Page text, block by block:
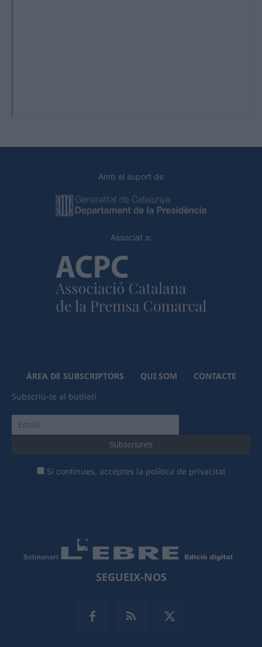
Amb el suport de
Associat a:
ÀREA DE SUBSCRIPTORS QUI SOM
CONTACTE
Subscriu-te al butlletí
Si continues, acceptes la política de privacitat
SEGUEIX-NOS